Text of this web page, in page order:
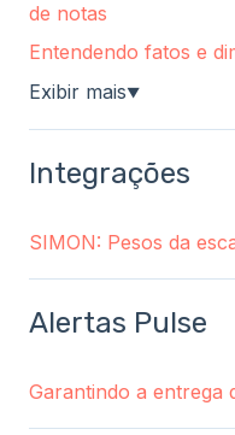
de notas
Entendendo fatos e
Exibir mais▼
Integrações
SIMON: Pesos da
Alertas Pulse
Garantindo a entrega